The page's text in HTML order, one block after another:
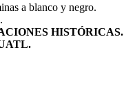
a blanco y negro.
HISTÓRICAS.